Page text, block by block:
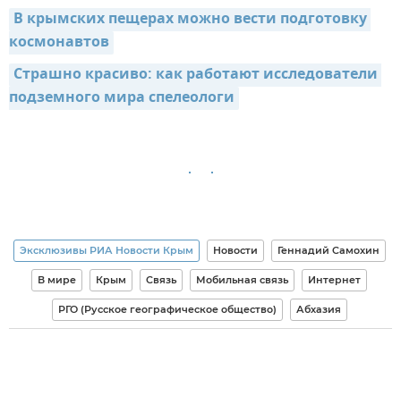
В крымских пещерах можно вести подготовку
космонавтов
Страшно красиво: как работают исследователи
подземного мира спелеологи
Эксклюзивы РИА Новости Крым Новости Геннадий Самохин
В мире Крым Связь Мобильная связь Интернет
РГО (Русское географическое общество) Абхазия